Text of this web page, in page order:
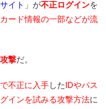
イト 」が不正ログインを
ード情報の一部などが流
撃だ。
不正に入手した IDやパス
インを試みる攻撃方法に